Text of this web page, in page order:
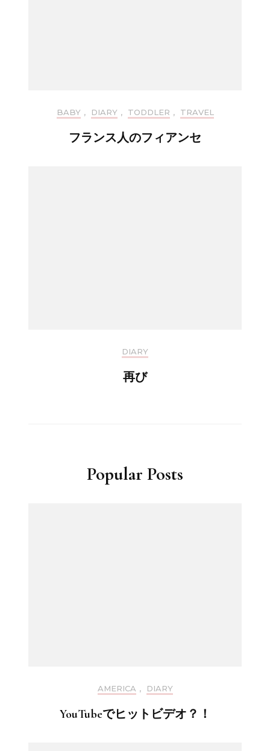
BABY , DIARY , TODDLER , TRAVEL
フランス人のフィアンセ
DIARY
再び
Popular Posts
AMERICA , DIARY
YouTubeでヒットビデオ？！